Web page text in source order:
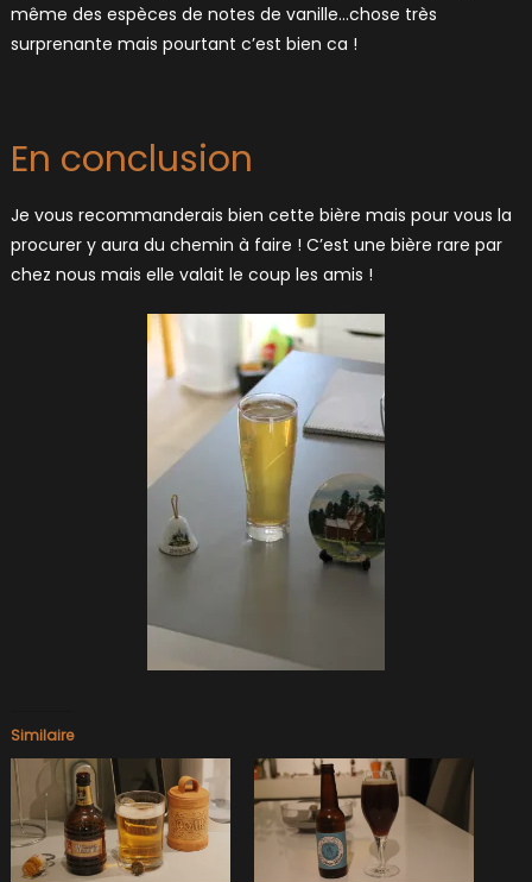
même des espèces de notes de vanille…chose très
surprenante mais pourtant c’est bien ca !
En conclusion
Je vous recommanderais bien cette bière mais pour vous la
procurer y aura du chemin à faire ! C’est une bière rare par
chez nous mais elle valait le coup les amis !
Similaire